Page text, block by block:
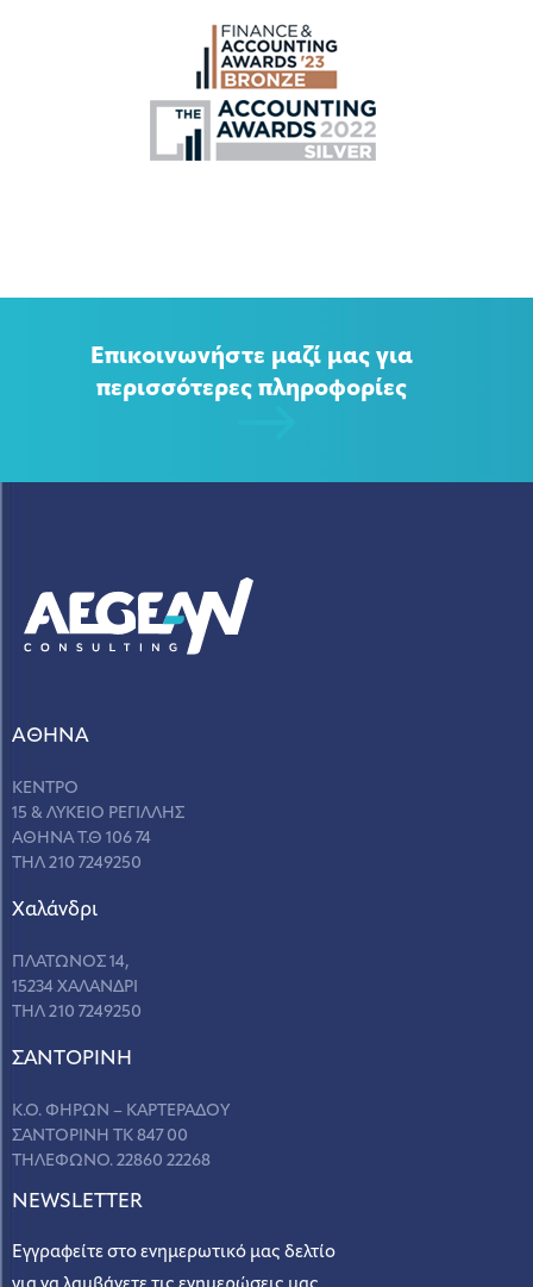
Επικοινωνήστε μαζί μας για
περισσότερες πληροφορίες
ΑΘΗΝΑ
ΚΕΝΤΡΟ
15 & ΛΥΚΕΙΟ ΡΕΓΙΛΛΗΣ
ΑΘΗΝΑ Τ.Θ 106 74
ΤΗΛ 210 7249250
Χαλάνδρι
ΠΛΑΤΩΝΟΣ 14,
15234 ΧΑΛΑΝΔΡΙ
ΤΗΛ 210 7249250
ΣANΤΟΡΙΝΗ
Κ.Ο. ΦΗΡΩΝ – ΚΑΡΤΕΡΑΔΟΥ
ΣΑΝΤΟΡΙΝΗ ΤΚ 847 00
ΤΗΛΕΦΩΝΟ. 22860 22268
NEWSLETTER
Εγγραφείτε στο ενημερωτικό μας δελτίο